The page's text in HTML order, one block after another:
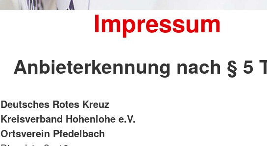
Impressum
Anbieterkennung nach § 5
Deutsches Rotes Kreuz
Kreisverband Hohenlohe e.V.
Ortsverein Pfedelbach